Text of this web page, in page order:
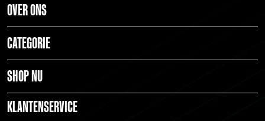
OVER ONS
CATEGORIE
SHOP NU
KLANTENSERVICE